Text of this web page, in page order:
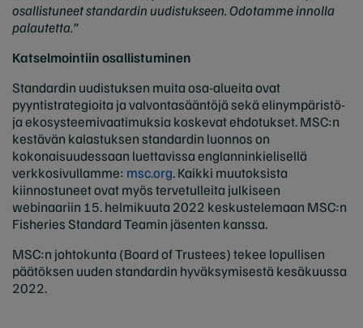
osallistuneet standardin uudistukseen. Odotamme innolla
palautetta.”
Katselmointiin osallistuminen
Standardin uudistuksen muita osa-alueita ovat
pyyntistrategioita ja valvontasääntöjä sekä elinympäristö-
ja ekosysteemivaatimuksia koskevat ehdotukset. MSC:n
kestävän kalastuksen standardin luonnos on
kokonaisuudessaan luettavissa englanninkielisellä
verkkosivullamme: msc.org. Kaikki muutoksista
kiinnostuneet ovat myös tervetulleita julkiseen
webinaariin 15. helmikuuta 2022 keskustelemaan MSC:n
Fisheries Standard Teamin jäsenten kanssa.
MSC:n johtokunta (Board of Trustees) tekee lopullisen
päätöksen uuden standardin hyväksymisestä kesäkuussa
2022.